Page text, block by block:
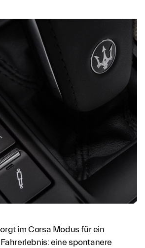
im Corsa Modus für ein
eine spontanere